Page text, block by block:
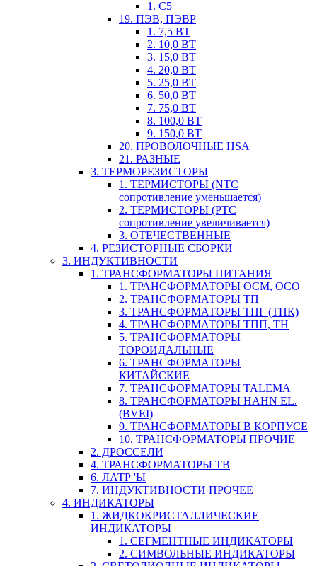
1. С5
19. ПЭВ, ПЭВР
1. 7,5 ВТ
2. 10,0 ВТ
3. 15,0 ВТ
4. 20,0 ВТ
5. 25,0 ВТ
6. 50,0 ВТ
7. 75,0 ВТ
8. 100,0 ВТ
9. 150,0 ВТ
20. ПРОВОЛОЧНЫЕ HSA
21. РАЗНЫЕ
3. ТЕРМОРЕЗИСТОРЫ
1. ТЕРМИСТОРЫ (NTC
сопротивление уменьшается)
2. ТЕРМИСТОРЫ (PTC
сопротивление увеличивается)
3. ОТЕЧЕСТВЕННЫЕ
4. РЕЗИСТОРНЫЕ СБОРКИ
3. ИНДУКТИВНОСТИ
1. ТРАНСФОРМАТОРЫ ПИТАНИЯ
1. ТРАНСФОРМАТОРЫ ОСМ, ОСО
2. ТРАНСФОРМАТОРЫ ТП
3. ТРАНСФОРМАТОРЫ ТПГ (ТПК)
4. ТРАНСФОРМАТОРЫ ТПП, ТН
5. ТРАНСФОРМАТОРЫ
ТОРОИДАЛЬНЫЕ
6. ТРАНСФОРМАТОРЫ
КИТАЙСКИЕ
7. ТРАНСФОРМАТОРЫ TALEMA
8. ТРАНСФОРМАТОРЫ HAHN EL.
(BVEI)
9. ТРАНСФОРМАТОРЫ В КОРПУСЕ
10. ТРАНСФОРМАТОРЫ ПРОЧИЕ
2. ДРОССЕЛИ
4. ТРАНСФОРМАТОРЫ ТВ
6. ЛАТР 'Ы
7. ИНДУКТИВНОСТИ ПРОЧЕЕ
4. ИНДИКАТОРЫ
1. ЖИДКОКРИСТАЛЛИЧЕСКИЕ
ИНДИКАТОРЫ
1. СЕГМЕНТНЫЕ ИНДИКАТОРЫ
2. СИМВОЛЬНЫЕ ИНДИКАТОРЫ